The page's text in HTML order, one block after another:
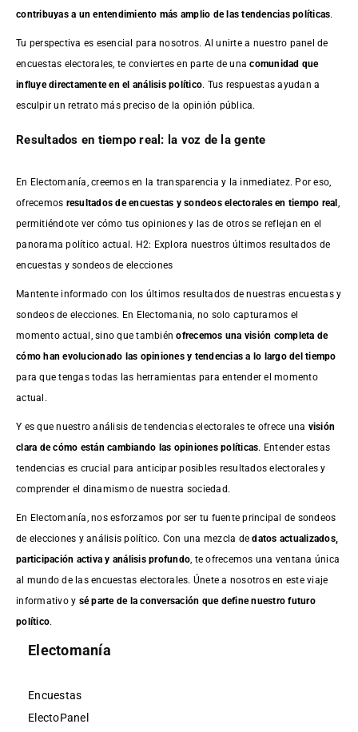
contribuyas a un entendimiento más amplio de las tendencias políticas.
Tu perspectiva es esencial para nosotros. Al unirte a nuestro panel de
encuestas electorales, te conviertes en parte de unacomunidad que
influye directamente en el análisis político. Tus respuestas ayudan a
esculpir un retrato más preciso de la opinión pública.
Resultados en tiempo real: la voz de la gente
En Electomanía, creemos en la transparencia y la inmediatez. Por eso,
ofrecemos resultados deencuestas y sondeos electorales en tiempo real
permitiéndote ver cómo tus opiniones y las de otros se reflejan en el
panorama político actual. H2: Explora nuestros últimos resultados de
encuestas y sondeos de elecciones
Mantente informado con los últimos resultados de nuestras encuestasy
sondeos de elecciones. En Electomania, no solo capturamos el
momento actual, sino que tambiénofrecemos una visión completa de
cómo han evolucionado las opiniones y tendencias a lo largo del tiempo
para que tengas todas las herramientas para entender el momento
actual.
Y es que nuestro análisis de tendencias electorales te ofrece una visión
clara de cómo están cambiando las opiniones políticas. Entender estas
tendencias es crucial para anticipar posibles resultados electorales y
comprender el dinamismo de nuestra sociedad.
En Electomanía, nos esforzamos por ser tu fuente principal de sondeos
de elecciones y análisis político. Con una mezcla dedatos actualizados,
participación activa y análisis profundo , te ofrecemos una ventana única
al mundo de las encuestas electorales. Únete a nosotros en este viaje
informativo y sé parte de la conversación que define nuestro futuro
político.
Electomanía
Encuestas
ElectoPanel